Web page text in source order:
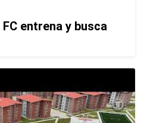
entrena y busca